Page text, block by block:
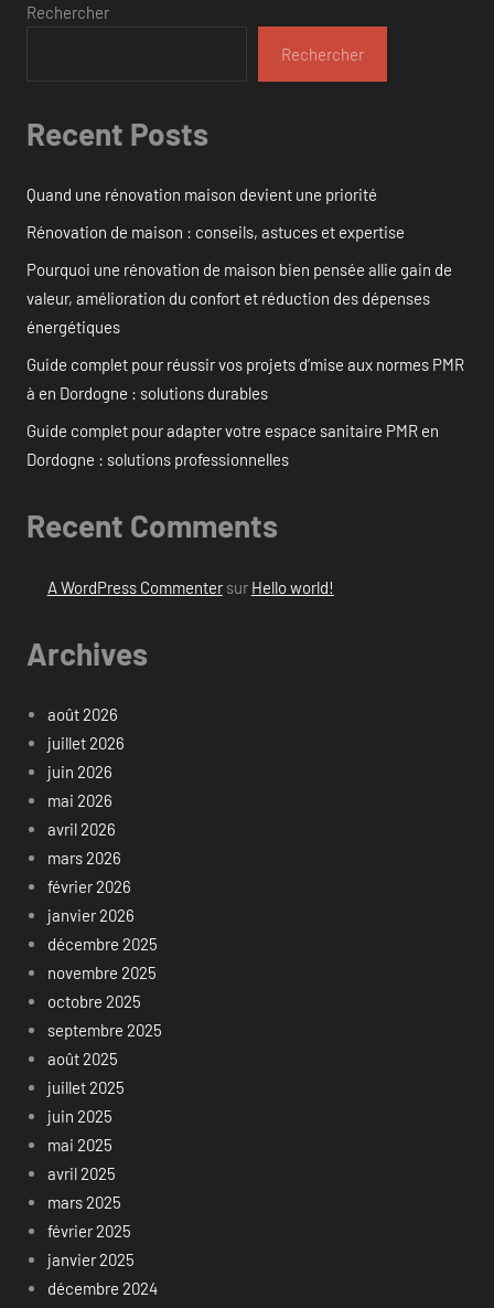
Rechercher
Rechercher
Recent Posts
Quand une rénovation maison devient une priorité
Rénovation de maison : conseils, astuces et expertise
Pourquoi une rénovation de maison bien pensée allie gain de
valeur, amélioration du confort et réduction des dépenses
énergétiques
Guide complet pour réussir vos projets d’mise aux normes PMR
à en Dordogne : solutions durables
Guide complet pour adapter votre espace sanitaire PMR en
Dordogne : solutions professionnelles
Recent Comments
A WordPress Commentersur Hello world!
Archives
août 2026
juillet 2026
juin 2026
mai 2026
avril 2026
mars 2026
février 2026
janvier 2026
décembre 2025
novembre 2025
octobre 2025
septembre 2025
août 2025
juillet 2025
juin 2025
mai 2025
avril 2025
mars 2025
février 2025
janvier 2025
décembre 2024